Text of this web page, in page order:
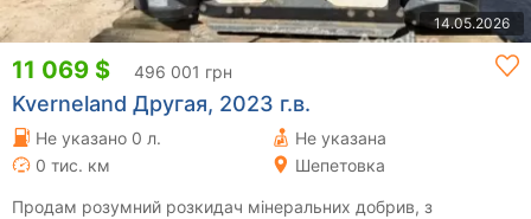
14.05.2026
11 069 $ 496 001 грн
Kverneland Другая, 2023 г.в.
Не указано 0 л.
Не указана
0 тис. км
Шепетовка
Продам розумний розкидач мінеральних добрив, з